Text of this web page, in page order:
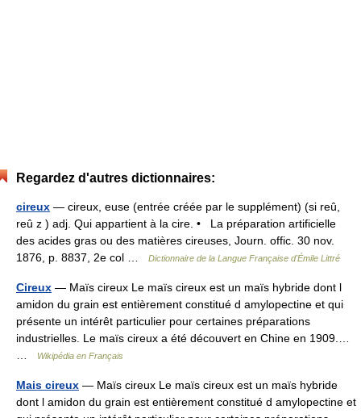
Regardez d'autres dictionnaires:
cireux — cireux, euse (entrée créée par le supplément) (si reû,
reû z ) adj. Qui appartient à la cire. • La préparation artificielle
des acides gras ou des matières cireuses, Journ. offic. 30 nov.
1876, p. 8837, 2e col …
Dictionnaire de la Langue Française d'Émile Littré
Cireux — Maïs cireux Le maïs cireux est un maïs hybride dont l
amidon du grain est entièrement constitué d amylopectine et qui
présente un intérêt particulier pour certaines préparations
industrielles. Le maïs cireux a été découvert en Chine en 1909.…
…
Wikipédia en Français
Mais cireux — Maïs cireux Le maïs cireux est un maïs hybride
dont l amidon du grain est entièrement constitué d amylopectine et